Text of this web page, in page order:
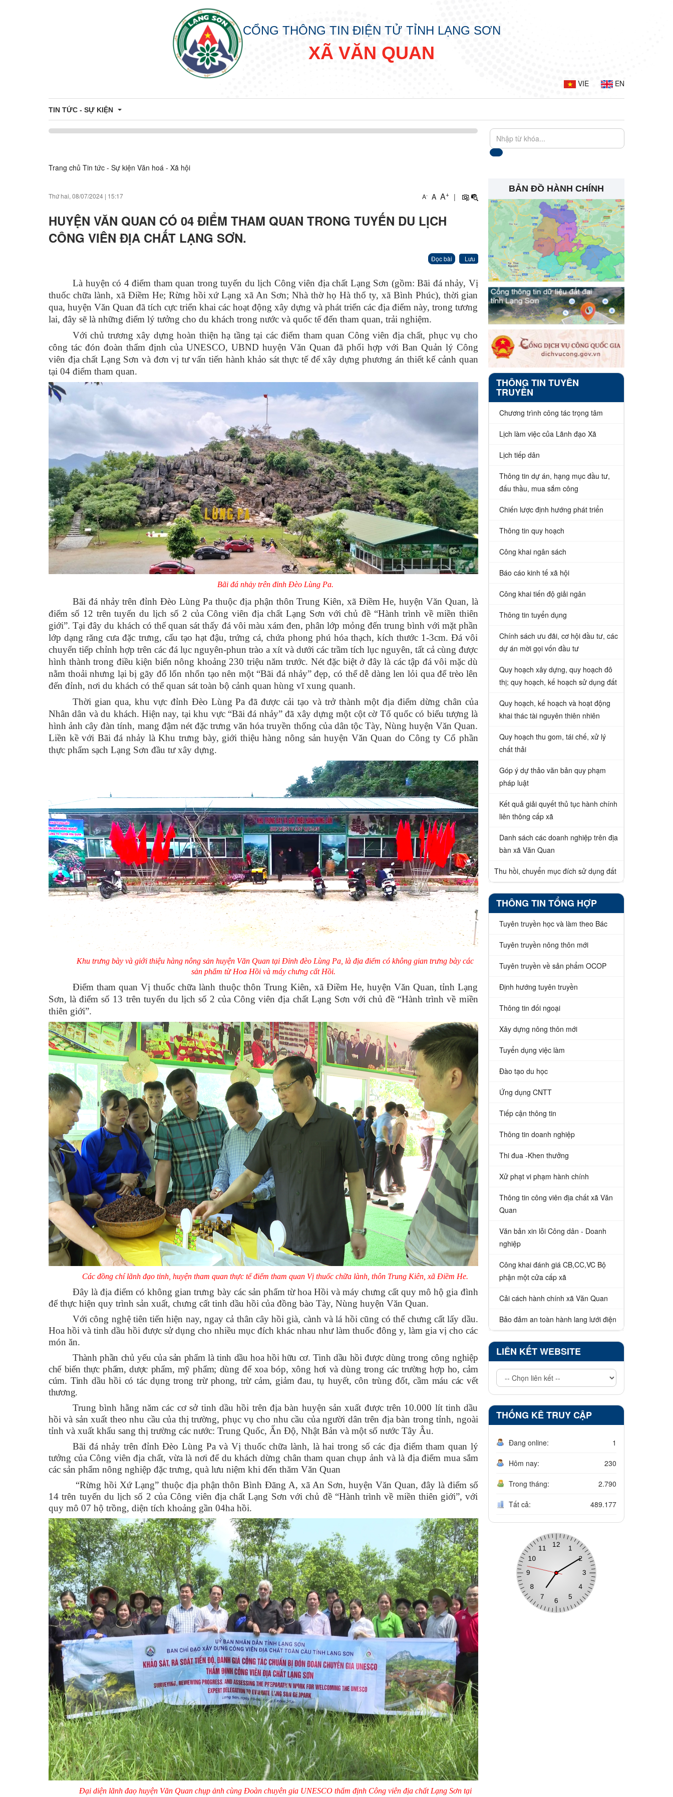
CỔNG THÔNG TIN ĐIỆN TỬ TỈNH LẠNG SƠN
XÃ VĂN QUAN
VIE EN
TIN TỨC - SỰ KIỆN
Thông tin đấu thầu - đấu giá
Công khai danh sách hỗ trợ Công dân - Doanh nghiệp
Du Lịch
Hoạt động các xã - thị trấn
Hoạt động lãnh đạo huyện
Hoạt động phòng ban chuyên môn
Kinh tế - Chính trị
Văn hoá - Xã hội
Khoa học - Công nghệ
An ninh - Quốc phòng
Thể thao - Giải trí
Thông cáo báo chí
Tin tức trong xã
Thi tuyển công chức, Viên chức
Cải cách hành chính
Nhân sự các lãnh đạo nhiệm kỳ 2025 - 2030
Trang chủ Tin tức - Sự kiện Văn hoá - Xã hội
Thứ hai, 08/07/2024 | 15:17 A- A A+ |
HUYỆN VĂN QUAN CÓ 04 ĐIỂM THAM QUAN TRONG TUYẾN DU LỊCH
CÔNG VIÊN ĐỊA CHẤT LẠNG SƠN.
Đọc bài Lưu
Là huyện có 4 điểm tham quan trong tuyến du lịch Công viên địa chất Lạng Sơn (gồm: Bãi đá nhảy, Vị
thuốc chữa lành, xã Điềm He; Rừng hồi xứ Lạng xã An Sơn; Nhà thờ họ Hà thổ ty, xã Bình Phúc), thời gian
qua, huyện Văn Quan đã tích cực triển khai các hoạt động xây dựng và phát triển các địa điểm này, trong tương
lai, đây sẽ là những điểm lý tưởng cho du khách trong nước và quốc tế đến tham quan, trải nghiệm.
Với chủ trương xây dựng hoàn thiện hạ tầng tại các điểm tham quan Công viên địa chất, phục vụ cho
công tác đón đoàn thẩm định của UNESCO, UBND huyện Văn Quan đã phối hợp với Ban Quản lý Công
viên địa chất Lạng Sơn và đơn vị tư vấn tiến hành khảo sát thực tế để xây dựng phương án thiết kế cảnh quan
tại 04 điểm tham quan.
Bãi đá nhảy trên đỉnh Đèo Lùng Pa.
Bãi đá nhảy trên đỉnh Đèo Lùng Pa thuộc địa phận thôn Trung Kiên, xã Điềm He, huyện Văn Quan, là
điểm số 12 trên tuyến du lịch số 2 của Công viên địa chất Lạng Sơn với chủ đề “Hành trình về miền thiên
giới”. Tại đây du khách có thể quan sát thấy đá vôi màu xám đen, phân lớp mỏng đến trung bình với mặt phần
lớp dạng răng cưa đặc trưng, cấu tạo hạt đậu, trứng cá, chứa phong phú hóa thạch, kích thước 1-3cm. Đá vôi
chuyển tiếp chỉnh hợp trên các đá lục nguyên-phun trào a xít và dưới các trầm tích lục nguyên, tất cả cùng được
hình thành trong điều kiện biển nông khoảng 230 triệu năm trước. Nét đặc biệt ở đây là các tập đá vôi mặc dù
nằm thoải nhưng lại bị gãy đổ lổn nhổn tạo nên một “Bãi đá nhảy” đẹp, có thể dễ dàng len lỏi qua để trèo lên
đến đỉnh, nơi du khách có thể quan sát toàn bộ cảnh quan hùng vĩ xung quanh.
Thời gian qua, khu vực đỉnh Đèo Lùng Pa đã được cải tạo và trở thành một địa điểm dừng chân của
Nhân dân và du khách. Hiện nay, tại khu vực “Bãi đá nhảy” đã xây dựng một cột cờ Tổ quốc có biểu tượng là
hình ảnh cây đàn tính, mang đậm nét đặc trưng văn hóa truyền thống của dân tộc Tày, Nùng huyện Văn Quan.
Liền kề với Bãi đá nhảy là Khu trưng bày, giới thiệu hàng nông sản huyện Văn Quan do Công ty Cổ phần
thực phẩm sạch Lạng Sơn đầu tư xây dựng.
Khu trưng bày và giới thiệu hàng nông sản huyện Văn Quan tại Đỉnh đèo Lùng Pa, là địa điểm có không gian trưng bày các
sản phẩm từ Hoa Hồi và máy chưng cất Hồi.
Điểm tham quan Vị thuốc chữa lành thuộc thôn Trung Kiên, xã Điềm He, huyện Văn Quan, tỉnh Lạng
Sơn, là điểm số 13 trên tuyến du lịch số 2 của Công viên địa chất Lạng Sơn với chủ đề “Hành trình về miền
thiên giới”.
Các đồng chí lãnh đạo tỉnh, huyện tham quan thực tế điểm tham quan Vị thuốc chữa lành, thôn Trung Kiên, xã Điềm He.
Đây là địa điểm có không gian trưng bày các sản phẩm từ hoa Hồi và máy chưng cất quy mô hộ gia đình
để thực hiện quy trình sản xuất, chưng cất tinh dầu hồi của đồng bào Tày, Nùng huyện Văn Quan.
Với công nghệ tiên tiến hiện nay, ngay cả thân cây hồi già, cành và lá hồi cũng có thể chưng cất lấy dầu.
Hoa hồi và tinh dầu hồi được sử dụng cho nhiều mục đích khác nhau như làm thuốc đông y, làm gia vị cho các
món ăn.
Thành phần chủ yếu của sản phẩm là tinh dầu hoa hồi hữu cơ. Tinh dầu hồi được dùng trong công nghiệp
chế biến thực phẩm, dược phẩm, mỹ phẩm; dùng để xoa bóp, xông hơi và dùng trong các trường hợp ho, cảm
cúm. Tinh dầu hồi có tác dụng trong trừ phong, trừ cảm, giảm đau, tụ huyết, côn trùng đốt, cầm máu các vết
thương.
Trung bình hằng năm các cơ sở tinh dầu hồi trên địa bàn huyện sản xuất được trên 10.000 lít tinh dầu
hồi và sản xuất theo nhu cầu của thị trường, phục vụ cho nhu cầu của người dân trên địa bàn trong tỉnh, ngoài
tỉnh và xuất khẩu sang thị trường các nước: Trung Quốc, Ấn Độ, Nhật Bản và một số nước Tây Âu.
Bãi đá nhảy trên đỉnh Đèo Lùng Pa và Vị thuốc chữa lành, là hai trong số các địa điểm tham quan lý
tưởng của Công viên địa chất, vừa là nơi để du khách dừng chân tham quan chụp ảnh và là địa điểm mua sắm
các sản phẩm nông nghiệp đặc trưng, quà lưu niệm khi đến thăm Văn Quan
“Rừng hồi Xứ Lạng” thuộc địa phận thôn Bình Đãng A, xã An Sơn, huyện Văn Quan, đây là điểm số
14 trên tuyến du lịch số 2 của Công viên địa chất Lạng Sơn với chủ đề “Hành trình về miền thiên giới”, với
quy mô 07 hộ trồng, diện tích khoảng gần 04ha hồi.
Đại diện lãnh đaọ huyện Văn Quan chụp ảnh cùng Đoàn chuyên gia UNESCO thẩm định Công viên địa chất Lạng Sơn tại
BẢN ĐỒ HÀNH CHÍNH
THÔNG TIN TUYÊN
TRUYỀN
Chương trình công tác trọng tâm
Lịch làm việc của Lãnh đạo Xã
Lịch tiếp dân
Thông tin dự án, hạng mục đầu tư,
đấu thầu, mua sắm công
Chiến lược định hướng phát triển
Thông tin quy hoạch
Công khai ngân sách
Báo cáo kinh tế xã hội
Công khai tiến độ giải ngân
Thông tin tuyển dụng
Chính sách ưu đãi, cơ hội đầu tư, các
dự án mời gọi vốn đầu tư
Quy hoạch xây dựng, quy hoạch đô
thị; quy hoạch, kế hoạch sử dụng đất
Quy hoạch, kế hoạch và hoạt động
khai thác tài nguyên thiên nhiên
Quy hoạch thu gom, tái chế, xử lý
chất thải
Góp ý dự thảo văn bản quy phạm
pháp luật
Kết quả giải quyết thủ tục hành chính
liên thông cấp xã
Danh sách các doanh nghiệp trên địa
bàn xã Văn Quan
Thu hồi, chuyển mục đích sử dụng đất
THÔNG TIN TỔNG HỢP
Tuyên truyền học và làm theo Bác
Tuyên truyền nông thôn mới
Tuyên truyền về sản phẩm OCOP
Định hướng tuyên truyền
Thông tin đối ngoại
Xây dựng nông thôn mới
Tuyển dụng việc làm
Đào tạo du học
Ứng dụng CNTT
Tiếp cận thông tin
Thông tin doanh nghiệp
Thi đua -Khen thưởng
Xử phạt vi phạm hành chính
Thông tin công viên địa chất xã Văn
Quan
Văn bản xin lỗi Công dân - Doanh
nghiệp
Công khai đánh giá CB,CC,VC Bộ
phận một cửa cấp xã
Cải cách hành chính xã Văn Quan
Bảo đảm an toàn hành lang lưới điện
LIÊN KẾT WEBSITE
THỐNG KÊ TRUY CẬP
Đang online: 1
Hôm nay: 230
Trong tháng: 2.790
Tất cả: 489.177